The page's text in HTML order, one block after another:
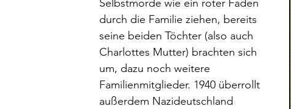
Selbstmorde wie ein roter Faden
durch die Familie ziehen, bereits
seine beiden Töchter (also auch
Charlottes Mutter) brachten sich
um, dazu noch weitere
Familienmitglieder. 1940 überrollt
außerdem Nazideutschland